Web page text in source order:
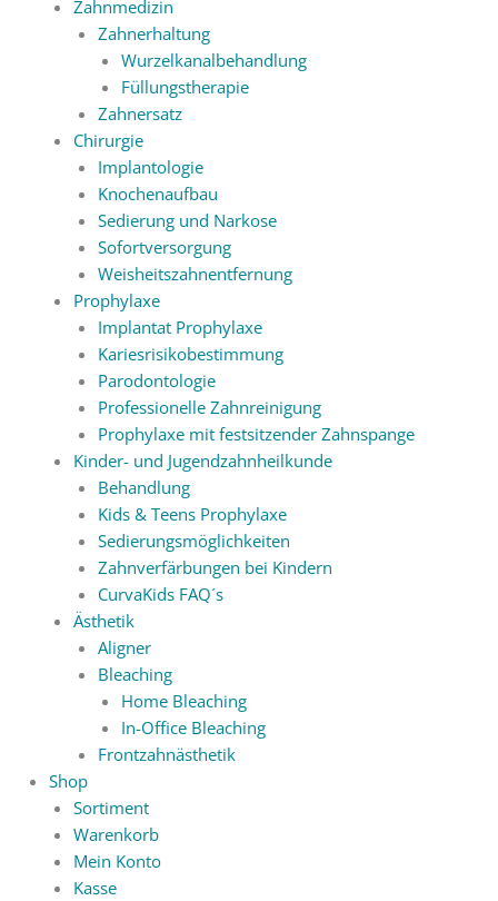
Zahnmedizin
Zahnerhaltung
Wurzelkanalbehandlung
Füllungstherapie
Zahnersatz
Chirurgie
Implantologie
Knochenaufbau
Sedierung und Narkose
Sofortversorgung
Weisheitszahnentfernung
Prophylaxe
Implantat Prophylaxe
Kariesrisikobestimmung
Parodontologie
Professionelle Zahnreinigung
Prophylaxe mit festsitzender Zahnspange
Kinder- und Jugendzahnheilkunde
Behandlung
Kids & Teens Prophylaxe
Sedierungsmöglichkeiten
Zahnverfärbungen bei Kindern
CurvaKids FAQ´s
Ästhetik
Aligner
Bleaching
Home Bleaching
In-Office Bleaching
Frontzahnästhetik
Shop
Sortiment
Warenkorb
Mein Konto
Kasse